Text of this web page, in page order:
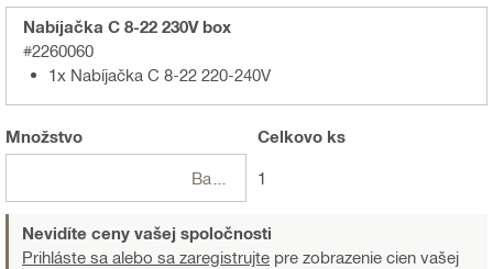
Nabíjačka C 8-22 230V box
#2260060
1x Nabíjačka C 8-22 220-240V
Množstvo Celkovo ks
1
Nevidíte ceny vašej spoločnosti
Prihláste sa alebo sa zaregistrujte pre zobrazenie cien vašej